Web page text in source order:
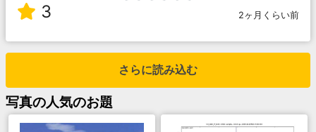
3 2ヶ月くらい前
さらに読み込む
写真の人気のお題